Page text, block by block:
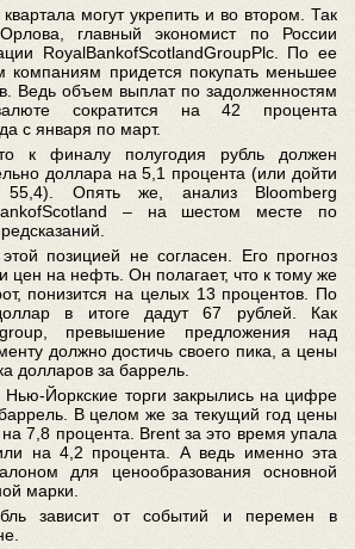
могут укрепить и во втором. Так
главный экономист по России
RoyalBankofScotlandGroupPlc. По ее
компаниям придется покупать меньшее
Ведь объем выплат по задолженностям
сократится на 42 процента
с января по март.
к финалу полугодия рубль должен
доллара на 5,1 процента (или дойти
Опять же, анализ Bloomberg
– на шестом месте по
позицией не согласен. Его прогноз
цен на нефть. Он полагает, что к тому же
понизится на целых 13 процентов. По
в итоге дадут 67 рублей. Как
превышение предложения над
должно достичь своего пика, а цены
долларов за баррель.
Йоркские торги закрылись на цифре
В целом же за текущий год цены
7,8 процента. Brent за это время упала
на 4,2 процента. А ведь именно эта
для ценообразования основной
марки.
зависит от событий и перемен в